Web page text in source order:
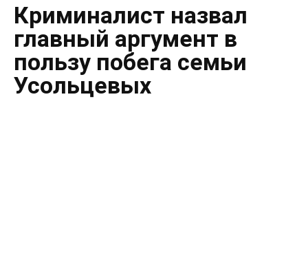
Криминалист назвал
главный аргумент в
пользу побега семьи
Усольцевых